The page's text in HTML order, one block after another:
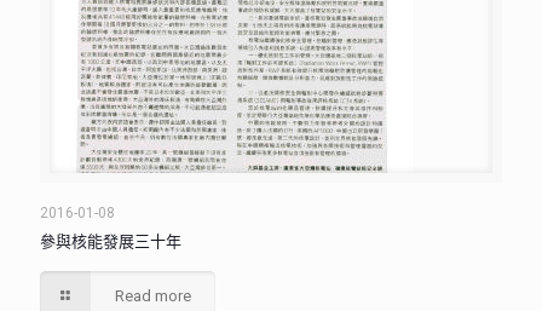
2016-01-08
參與核能發展三十年
Read more